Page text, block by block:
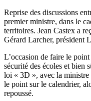
Reprise des discussions
premier ministre, dans le
territoires. Jean Castex a
Gérard Larcher, président
L’occasion de faire le
sécurité des écoles et bien
loi « 3D », avec la ministre
le point sur le calendrier,
repoussé.